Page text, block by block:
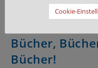
Bücher,
Bücher!
Cookie-